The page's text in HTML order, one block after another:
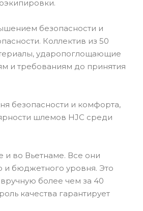
безопасности и
Коллектив из 50
ударопоглощающие
и требованиям до принятия
безопасности и комфорта,
шлемов HJC среди
и во Вьетнаме. Все они
и бюджетного уровня. Это
более чем за 40
качества гарантирует